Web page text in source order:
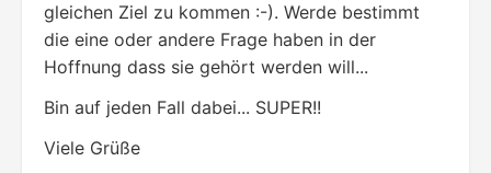
gleichen Ziel zu kommen :-). Werde bestimmt
die eine oder andere Frage haben in der
Hoffnung dass sie gehört werden will...
Bin auf jeden Fall dabei... SUPER!!
Viele Grüße